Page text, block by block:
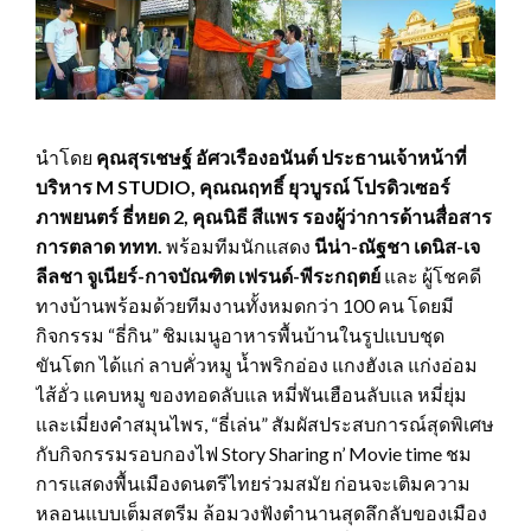
นำโดย คุณสุรเชษฐ์ อัศวเรืองอนันต์ ประธานเจ้าหน้าที่
บริหาร M STUDIO, คุณณฤทธิ์ ยุวบูรณ์ โปรดิวเซอร์
ภาพยนตร์ ธี่หยด 2, คุณนิธี สีแพร รองผู้ว่าการด้านสื่อสาร
การตลาด ททท. พร้อมทีมนักแสดง นีน่า-ณัฐชา เดนิส-เจ
ลีลชา จูเนียร์-กาจบัณฑิต เฟรนด์-พีระกฤตย์ และ ผู้โชคดี
ทางบ้านพร้อมด้วยทีมงานทั้งหมดกว่า 100 คน โดยมี
กิจกรรม “ธี่กิน” ชิมเมนูอาหารพื้นบ้านในรูปแบบชุด
ขันโตก ได้แก่ ลาบคั่วหมู น้ำพริกอ่อง แกงฮังเล แก่งอ่อม
ไส้อั่ว แคบหมู ของทอดลับแล หมี่พันเฮือนลับแล หมี่ยุ่ม
และเมี่ยงคำสมุนไพร, “ธี่เล่น” สัมผัสประสบการณ์สุดพิเศษ
กับกิจกรรมรอบกองไฟ Story Sharing n’ Movie time ชม
การแสดงพื้นเมืองดนตรีไทยร่วมสมัย ก่อนจะเติมความ
หลอนแบบเต็มสตรีม ล้อมวงฟังตำนานสุดลึกลับของเมือง